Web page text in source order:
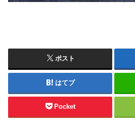
ポスト
はてブ
Pocket